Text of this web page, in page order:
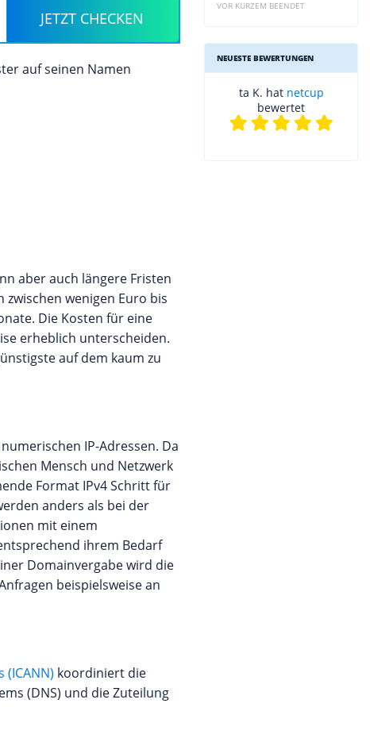
JETZT CHECKEN
auf seinen Namen
aber auch längere Fristen
zwischen wenigen Euro bis
Die Kosten für eine
erheblich unterscheiden.
auf dem kaum zu
IP-Adressen. Da
Mensch und Netzwerk
Format IPv4 Schritt für
anders als bei der
mit einem
ihrem Bedarf
Domainvergabe wird die
beispielsweise an
koordiniert die
(DNS) und die Zuteilung
VOR KURZEM BEENDET
NEUESTE BEWERTUNGEN
ta K. hat netcup
bewertet